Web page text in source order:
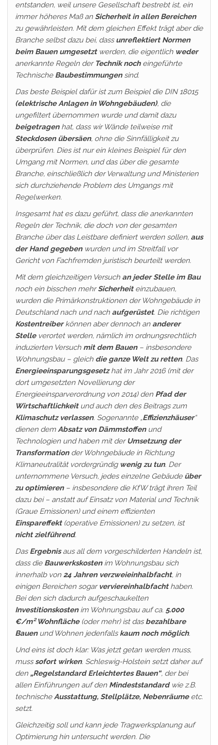
entstanden, weil unsere Gesellschaft bestrebt ist, ein
immer höheres Maß an Sicherheit in allen Bereichen
zu gewährleisten. Mit dem gleichen Effekt trägt aber die
Branche selbst dazu bei, dass unreflektiert Normen
beim Bauen umgesetztwerden, die eigentlich weder
anerkannte Regeln der Technik nocheingeführte
Technische Baubestimmungensind.
Das beste Beispiel dafür ist zum Beispiel die DIN 18015
(elektrische Anlagen in Wohngebäuden), die
ungefiltert übernommen wurde und damit dazu
beigetragenhat, dass wir Wände teilweise mit
Steckdosen übersäen, ohne die Sinnfälligkeit zu
überprüfen. Dies ist nur ein kleines Beispiel für den
Umgang mit Normen, und das über die gesamte
Branche, einschließlich der Verwaltung und Ministerien
sich durchziehende Problem des Umgangs mit
Regelwerken.
Insgesamt hat es dazu geführt, dass die anerkannten
Regeln der Technik, die doch von der gesamten
Branche über das Leistbare definiert werden sollen, aus
der Hand gegebenwurden und im Streitfall vor
Gericht von Fachfremden juristisch beurteilt werden.
Mit dem gleichzeitigen Versuch an jeder Stelle im Bau
noch ein bisschen mehrSicherheiteinzubauen,
wurden die Primärkonstruktionen der Wohngebäude in
Deutschland nach und nach aufgerüstet. Die richtigen
Kostentreiberkönnen aber dennoch an anderer
Stelleverortet werden, nämlich im ordnungsrechtlich
induzierten Versuch mit dem Bauen– insbesondere
Wohnungsbau – gleich die ganze Welt zu retten. Das
Energieeinsparungsgesetzhat im Jahr 2016 (mit der
dort umgesetzten Novellierung der
Energieeinsparverordnung von 2014) den Pfad der
Wirtschaftlichkeitund auch den des Beitrags zum
Klimaschutz verlassen. Sogenannte „Effizienzhäuser“
dienen dem Absatz von Dämmstoffenund
Technologien und haben mit der Umsetzung der
Transformationder Wohngebäude in Richtung
Klimaneutralität vordergründigwenig zu tun. Der
unternommene Versuch, jedes einzelne Gebäude über
zu optimieren– insbesondere die KfW trägt ihren Teil
dazu bei – anstatt auf Einsatz von Material und Technik
(Graue Emissionen) und einem effizienten
Einspareffekt(operative Emissionen) zu setzen, ist
nicht zielführend.
Das Ergebnisaus all dem vorgeschilderten Handeln ist,
dass die Bauwerkskostenim Wohnungsbau sich
innerhalb von 24 Jahren verzweieinhalbfacht, in
einigen Bereichen sogar verviereinhalbfachthaben.
Bei den sich dadurch aufgeschaukelten
Investitionskostenim Wohnungsbau auf ca. 5.000
€/m² Wohnfläche(oder mehr) ist das bezahlbare
Bauenund Wohnen jedenfalls kaum noch möglich.
Und eins ist doch klar: Was jetzt getan werden muss,
musssofort wirken. Schleswig-Holstein setzt daher auf
den „Regelstandard Erleichtertes Bauen“, der bei
allen Einführungen auf den Mindeststandardwie z.B.
technischeAusstattung, Stellplätze, Nebenräumeetc.
setzt.
Gleichzeitig soll und kann jede Tragwerksplanung auf
Optimierung hin untersucht werden. Die